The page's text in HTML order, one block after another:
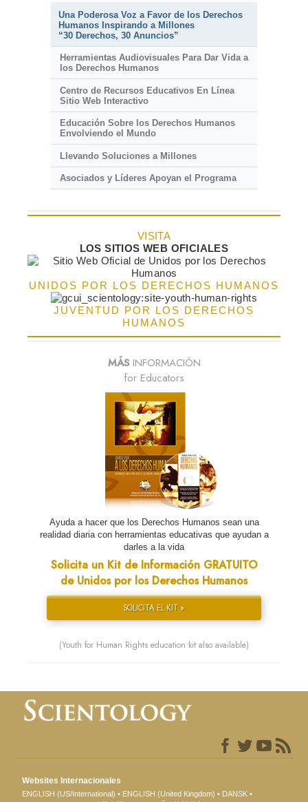
Una Poderosa Voz a Favor de los Derechos
Humanos Inspirando a Millones
“30 Derechos, 30 Anuncios”
Herramientas Audiovisuales Para Dar Vida a
los Derechos Humanos
Centro de Recursos Educativos En Línea
Sitio Web Interactivo
Educación Sobre los Derechos Humanos
Envolviendo el Mundo
Llevando Soluciones a Millones
Asociados y Líderes Apoyan el Programa
VISITA
LOS SITIOS WEB OFICIALES
UNIDOS POR LOS DERECHOS HUMANOS
JUVENTUD POR LOS DERECHOS
HUMANOS
MÁSINFORMACIÓN
for Educators
Ayuda a hacer que los Derechos Humanos sean una
realidad diaria con herramientas educativas que ayudan a
darles a la vida
Solicita un Kit de Información GRATUITO
de Unidos por los Derechos Humanos
SOLICITA EL KIT »
(Youth for Human Rights education kit also available)
Websites Internacionales
ENGLISH (US/International) ENGLISH (United Kingdom)
DANSK